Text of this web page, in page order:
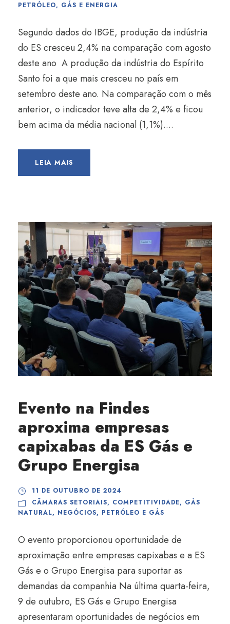
PETRÓLEO, GÁS E ENERGIA
Segundo dados do IBGE, produção da indústria
do ES cresceu 2,4% na comparação com agosto
deste ano A produção da indústria do Espírito
Santo foi a que mais cresceu no país em
setembro deste ano. Na comparação com o mês
anterior, o indicador teve alta de 2,4% e ficou
bem acima da média nacional (1,1%)....
LEIA MAIS
Evento na Findes
aproxima empresas
capixabas da ES Gás e
Grupo Energisa
11 DE OUTUBRO DE 2024
CÂMARAS SETORIAIS, COMPETITIVIDADE, GÁS
NATURAL, NEGÓCIOS, PETRÓLEO E GÁS
O evento proporcionou oportunidade de
aproximação entre empresas capixabas e a ES
Gás e o Grupo Energisa para suportar as
demandas da companhia Na última quarta-feira,
9 de outubro, ES Gás e Grupo Energisa
apresentaram oportunidades de negócios em